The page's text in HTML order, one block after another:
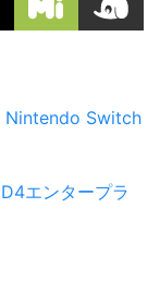
Nintendo Switch
D4エンタープラ